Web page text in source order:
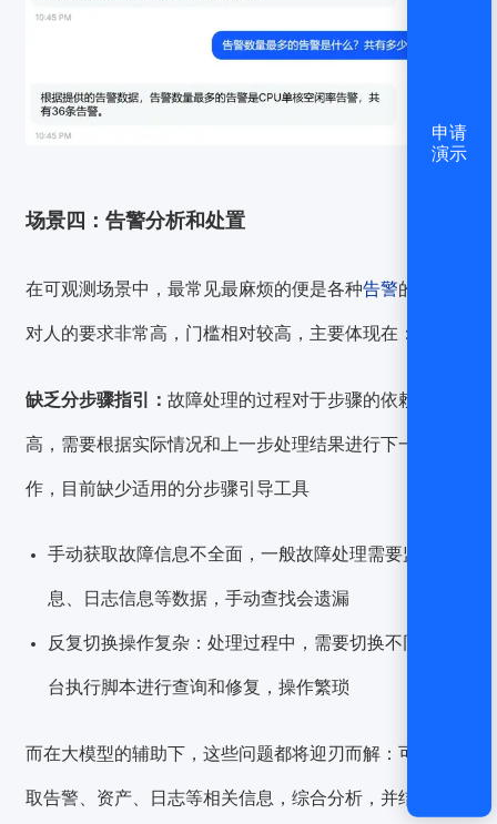
场景四：告警分析和处置
在可观测场景中，最常见最麻烦的便是各种告警的处理，
对人的要求非常高，门槛相对较高，主要体现在：
缺乏分步骤指引：故障处理的过程对于步骤的依赖性比较
高，需要根据实际情况和上一步处理结果进行下一步操
作，目前缺少适用的分步骤引导工具
手动获取故障信息不全面 ，一般故障处理需要监控信
息、日志信息等数据，手动查找会遗漏
反复切换操作复杂：处理过程中，需要切换不同的平
台执行脚本进行查询和修复，操作繁琐
而在大模型的辅助下，这些问题都将迎刃而解：可自动获
取告警、资产、日志等相关信息，综合分析，并结合知识
申请
演示